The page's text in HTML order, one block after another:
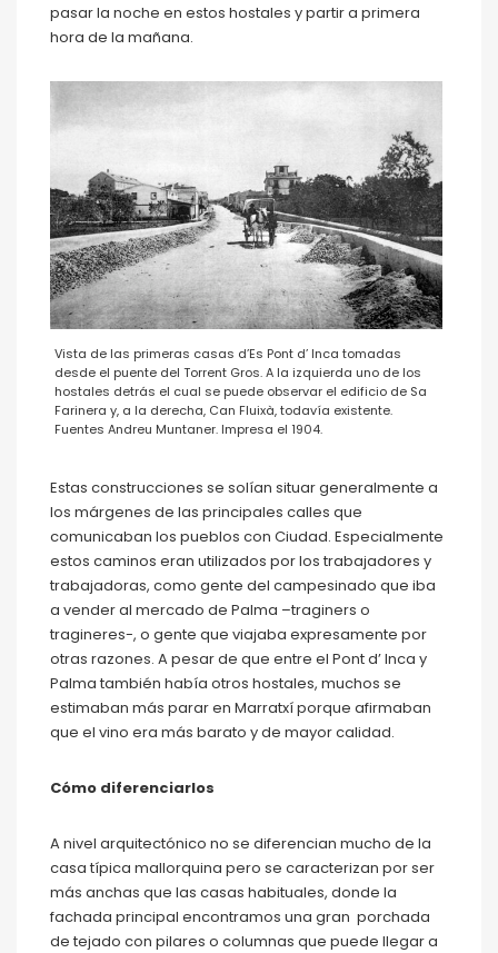
pasar la noche en estos hostales y partir a primera
hora de la mañana.
Vista de las primeras casas d’Es Pont d’ Inca tomadas
desde el puente del Torrent Gros. A la izquierda uno de los
hostales detrás el cual se puede observar el edificio de Sa
Farinera y, a la derecha, Can Fluixà, todavía existente.
Fuentes Andreu Muntaner. Impresa el 1904.
Estas construcciones se solían situar generalmente a
los márgenes de las principales calles que
comunicaban los pueblos con Ciudad. Especialmente
estos caminos eran utilizados por los trabajadores y
trabajadoras, como gente del campesinado que iba
a vender al mercado de Palma –traginers o
tragineres-, o gente que viajaba expresamente por
otras razones. A pesar de que entre el Pont d’ Inca y
Palma también había otros hostales, muchos se
estimaban más parar en Marratxí porque afirmaban
que el vino era más barato y de mayor calidad.
Cómo diferenciarlos
A nivel arquitectónico no se diferencian mucho de la
casa típica mallorquina pero se caracterizan por ser
más anchas que las casas habituales, donde la
fachada principal encontramos una gran porchada
de tejado con pilares o columnas que puede llegar a